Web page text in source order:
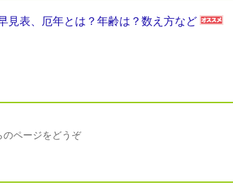
見表、厄年とは？年齢は？数え方など
ページをどうぞ